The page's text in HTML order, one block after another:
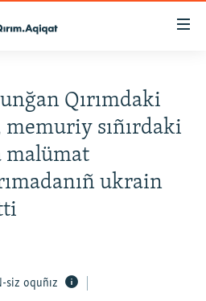
Qırımdaki
sıñırdaki
malümat
ukrain
siz oquñız